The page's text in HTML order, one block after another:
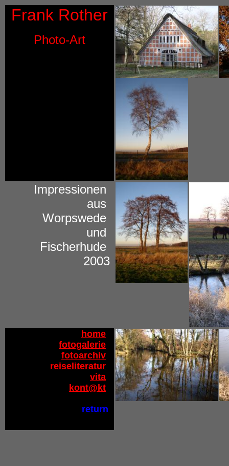
Frank Rother
Photo-Art
Impressionen
aus
Worpswede
und
Fischerhude
  2003
home
fotogalerie
fotoarchiv
reiseliteratur
vita
kont@kt
return